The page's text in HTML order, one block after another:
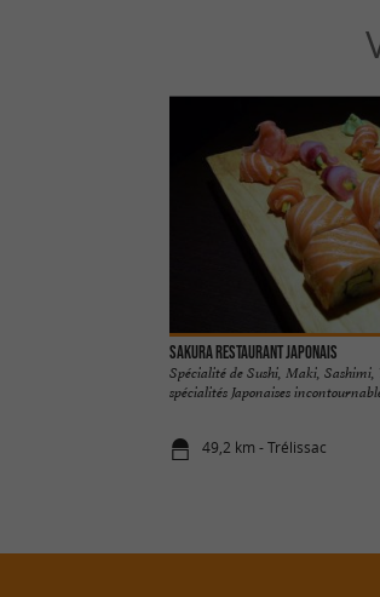
SAKURA Restaurant Japonais
Spécialité de Sushi, Maki, Sashimi,
spécialités Japonaises
49,2 km - Trélissac